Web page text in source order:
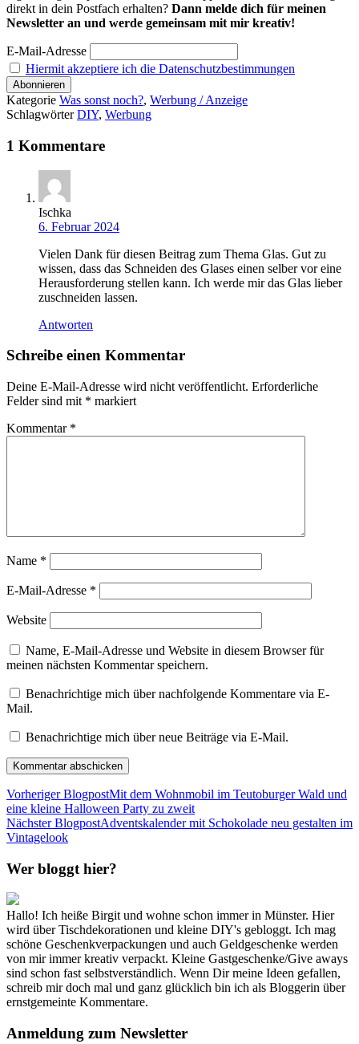
direkt in dein Postfach erhalten? Dann melde dich für meinen
Newsletter an und werde gemeinsam mit mir kreativ!
E-Mail-Adresse
Hiermit akzeptiere ich die Datenschutzbestimmungen
Kategorie Was sonst noch?, Werbung / Anzeige
SchlagwörterDIY, Werbung
1 Kommentare
Ischka
6. Februar 2024
Vielen Dank für diesen Beitrag zum Thema Glas. Gut zu
wissen, dass das Schneiden des Glases einen selber vor eine
Herausforderung stellen kann. Ich werde mir das Glas lieber
zuschneiden lassen.
Antworten
Schreibe einen Kommentar
Deine E-Mail-Adresse wird nicht veröffentlicht. Erforderliche
Felder sind mit * markiert
Kommentar *
Name *
E-Mail-Adresse *
Website
Name, E-Mail-Adresse und Website in diesem Browser für
meinen nächsten Kommentar speichern.
Benachrichtige mich über nachfolgende Kommentare via E-
Mail.
Benachrichtige mich über neue Beiträge via E-Mail.
Vorheriger BlogpostMit dem Wohnmobil im Teutoburger Wald und
eine kleine Halloween Party zu zweit
Nächster BlogpostAdventskalender mit Schokolade neu gestalten im
Vintagelook
Wer bloggt hier?
Hallo! Ich heiße Birgit und wohne schon immer in Münster. Hier
wird über Tischdekorationen und kleine DIY's gebloggt. Ich mag
schöne Geschenkverpackungen und auch Geldgeschenke werden
von mir immer kreativ verpackt. Kleine Gastgeschenke/Give aways
sind schon fast selbstverständlich. Wenn Dir meine Ideen gefallen,
schreib mir doch mal und ganz glücklich bin ich als Bloggerin über
ernstgemeinte Kommentare.
Anmeldung zum Newsletter